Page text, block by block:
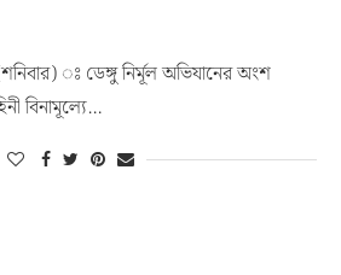
ঃ ডেঙ্গু নির্মূল অভিযানের অংশ
বিনামূল্যে…